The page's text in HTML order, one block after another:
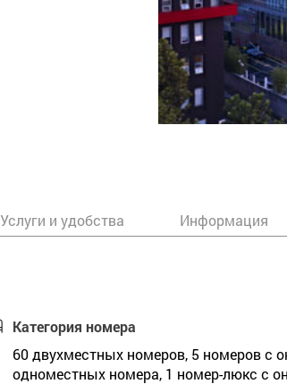
Услуги и удобства Информация
Категория номера
60 двухместных номеров, 5 номеров с
одноместных номера, 1 номер-люкс с